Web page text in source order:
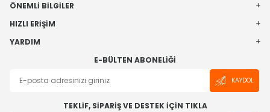
ÖNEMLI BILGILER
HIZLI ERIŞIM
YARDIM
E-BÜLTEN ABONELIĞI
KAYDOL
TEKLİF, SİPARİŞ VE DESTEK İÇİN TIKLA